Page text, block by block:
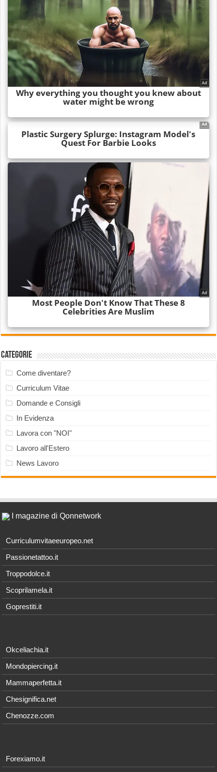
Categorie
Come diventare?
Curriculum Vitae
Domande e Consigli
In Evidenza
Lavora con "NOI"
Lavoro all'Estero
News Lavoro
I magazine di Qonnetwork
Curriculumvitaeeuropeo.net
Passionetattoo.it
Troppodolce.it
Scoprilamela.it
Goprestiti.it
Okceliachia.it
Mondopiercing.it
Mammaperfetta.it
Chesignifica.net
Chenozze.com
Forexiamo.it